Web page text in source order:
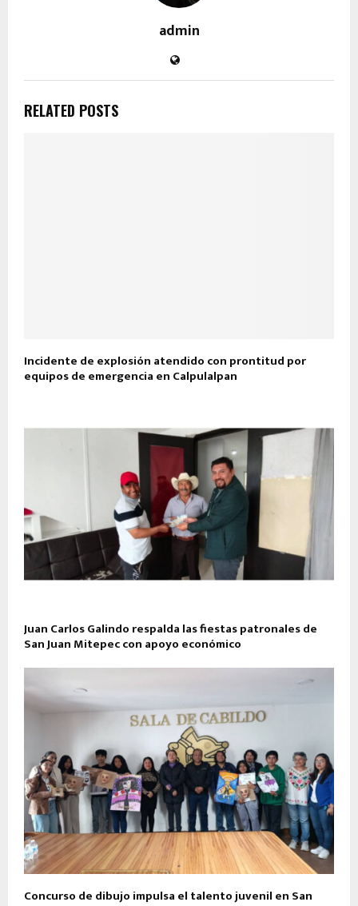
admin
RELATED POSTS
Incidente de explosión atendido con prontitud por
equipos de emergencia en Calpulalpan
Juan Carlos Galindo respalda las fiestas patronales de
San Juan Mitepec con apoyo económico
Concurso de dibujo impulsa el talento juvenil en San